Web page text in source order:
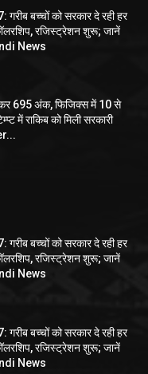
बच्चों को सरकार दे रही हर
रजिस्ट्रेशन शुरू; जानें
News
695 अंक, फिजिक्स में 10 से
में राकिब को मिली सरकारी
बच्चों को सरकार दे रही हर
रजिस्ट्रेशन शुरू; जानें
News
बच्चों को सरकार दे रही हर
रजिस्ट्रेशन शुरू; जानें
News